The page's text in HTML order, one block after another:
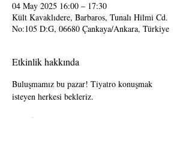
04 May 2025 16:00 – 17:30
Kült Kavaklıdere, Barbaros, Tunalı Hilmi Cd.
No:105 D:G, 06680 Çankaya/Ankara, Türkiye
Etkinlik hakkında
Buluşmamız bu pazar! Tiyatro konuşmak
isteyen herkesi bekleriz.
ODTÜ Tiyatro Şenliği, sezon sonuna doğru